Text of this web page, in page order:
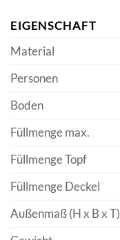
EIGENSCHAFT
Material
Personen
Boden
Füllmenge max.
Füllmenge Topf
Füllmenge Deckel
Außenmaß (H x B x T)